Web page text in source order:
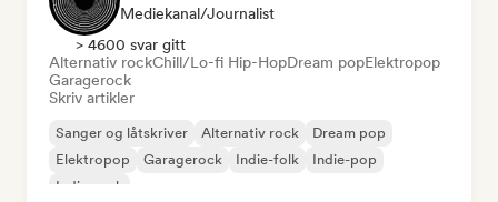
Mediekanal/journalist
> 4600 svar gitt
Alternativ rockChill/Lo-fi Hip-HopDream popElektropop
Garagerock
Skriv artikler
Sanger og låtskriver Alternativ rock
Dream pop
Elektropop
Garagerock Indie-folk
Indie-pop
Indie-rock